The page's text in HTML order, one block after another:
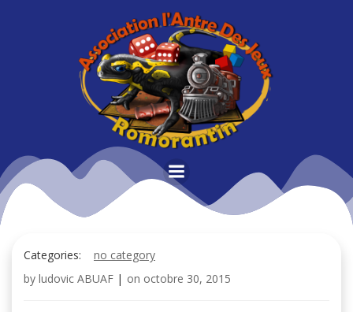
Aller
au
contenu
Categories:
no category
by ludovic ABUAF | on octobre 30, 2015